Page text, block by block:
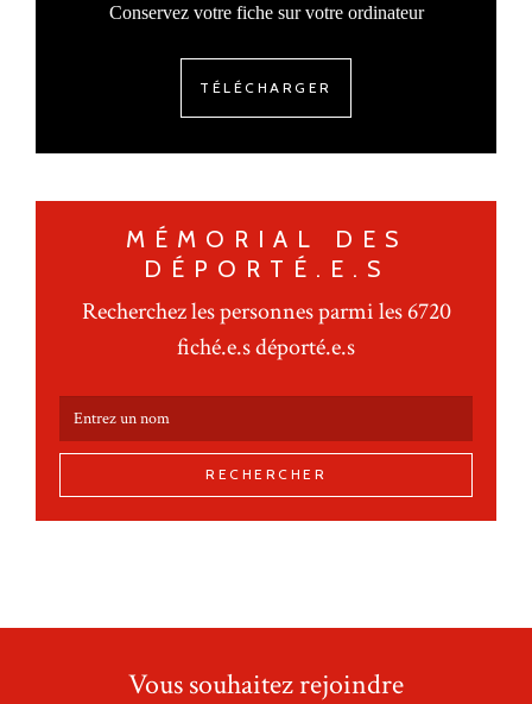
Conservez votre fiche sur votre ordinateur
TÉLÉCHARGER
MÉMORIAL DES
DÉPORTÉ.E.S
Recherchez les personnes parmi les 6720
fiché.e.s déporté.e.s
RECHERCHER
Vous souhaitez rejoindre